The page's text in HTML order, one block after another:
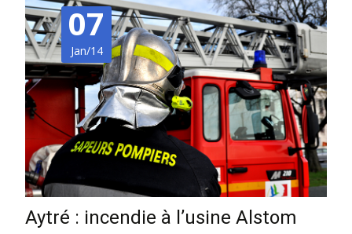
07
Jan/14
Aytré : incendie à l’usine Alstom